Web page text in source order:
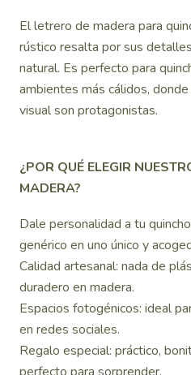
El letrero de madera para
rústico resalta por sus
natural. Es perfecto para
ambientes más cálidos,
visual son protagonistas.
¿POR QUÉ ELEGIR
MADERA?
Dale personalidad a tu
genérico en uno único y
Calidad artesanal: nada de
duradero en madera.
Espacios fotogénicos: ideal
en redes sociales.
Regalo especial: práctico,